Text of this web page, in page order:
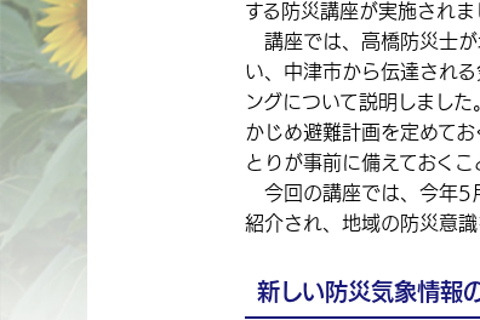
する防災講座が実施されま
講座では、高橋防災士が
い、中津市から伝達され
ングについて説明しまし
かじめ避難計画を定めて
とりが事前に備えておく
今回の講座では、今年5
紹介され、地域の防災意
新しい防災気象情報